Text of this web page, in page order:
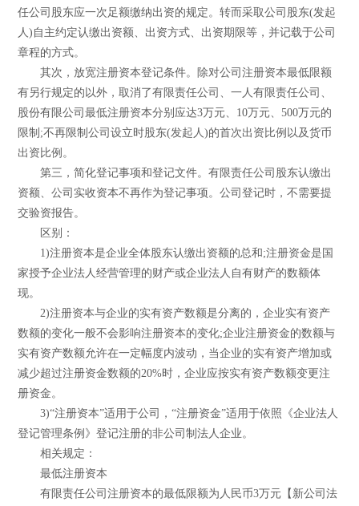
任公司股东应一次足额缴纳出资的规定。转而采取公司股东(发起
人)自主约定认缴出资额、出资方式、出资期限等，并记载于公司
章程的方式。
其次，放宽注册资本登记条件。除对公司注册资本最低限额
有另行规定的以外，取消了有限责任公司、一人有限责任公司、
股份有限公司最低注册资本分别应达3万元、10万元、500万元的
限制;不再限制公司设立时股东(发起人)的首次出资比例以及货币
出资比例。
第三，简化登记事项和登记文件。有限责任公司股东认缴出
资额、公司实收资本不再作为登记事项。公司登记时，不需要提
交验资报告。
区别：
1)注册资本是企业全体股东认缴出资额的总和;注册资金是国
家授予企业法人经营管理的财产或企业法人自有财产的数额体
现。
2)注册资本与企业的实有资产数额是分离的，企业实有资产
数额的变化一般不会影响注册资本的变化;企业注册资金的数额与
实有资产数额允许在一定幅度内波动，当企业的实有资产增加或
减少超过注册资金数额的20%时，企业应按实有资产数额变更注
册资金。
3)“注册资本”适用于公司，“注册资金”适用于依照《企业法人
登记管理条例》登记注册的非公司制法人企业。
相关规定：
最低注册资本
有限责任公司注册资本的最低限额为人民币3万元【新公司法